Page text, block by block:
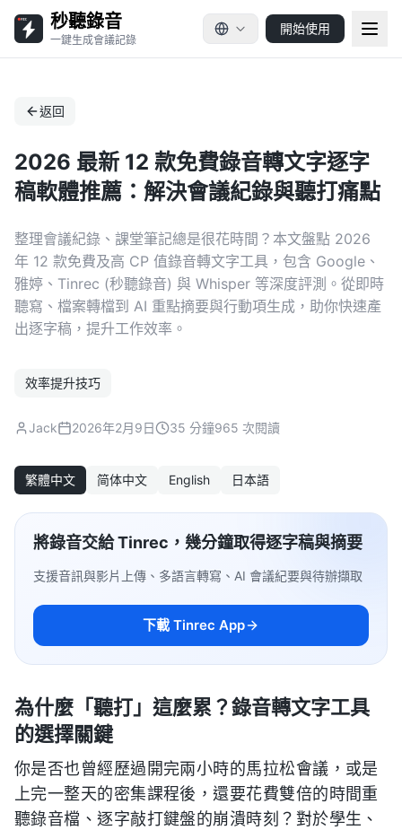
秒聽錄音
一鍵生成會議記錄
開始使用
返回
2026 最新 12 款免費錄音轉文字逐字
稿軟體推薦：解決會議紀錄與聽打痛點
整理會議紀錄、課堂筆記總是很花時間？本文盤點 2026
年 12 款免費及高 CP 值錄音轉文字工具，包含 Google、
雅婷、Tinrec (秒聽錄音) 與 Whisper 等深度評測。從即時
聽寫、檔案轉檔到 AI 重點摘要與行動項生成，助你快速產
出逐字稿，提升工作效率。
效率提升技巧
Jack 2026年2月9日 35 分鐘965 次閱讀
繁體中文 简体中文 English 日本語
將錄音交給 Tinrec，幾分鐘取得逐字稿與摘要
支援音訊與影片上傳、多語言轉寫、AI 會議紀要與待辦擷取
下載 Tinrec App
為什麼「聽打」這麼累？錄音轉文字工具
的選擇關鍵
你是否也曾經歷過開完兩小時的馬拉松會議，或是
上完一整天的密集課程後，還要花費雙倍的時間重
聽錄音檔、逐字敲打鍵盤的崩潰時刻？對於學生、